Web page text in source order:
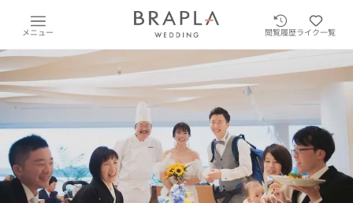
メニュー 閲覧履歴ライク一覧